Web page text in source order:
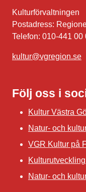
Kulturförvaltningen
Postadress:
Telefon: 010-441 00
kultur@vgregion.se
Följ oss i
Kultur Västra
Natur- och
VGR Kultur på
Natur- och